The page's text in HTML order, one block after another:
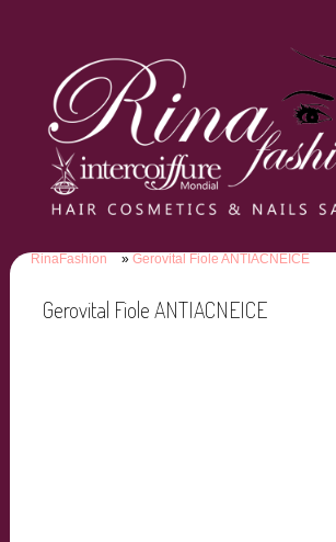
RinaFashion Gerovital Fiole ANTIACNEICE
Gerovital Fiole ANTIACNEICE